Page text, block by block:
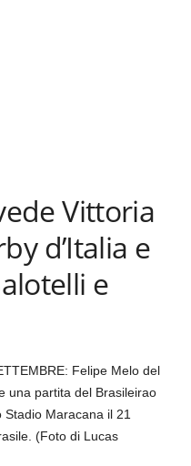
Vittoria
d’Italia e
e
Felipe Melo del
una partita del Brasileirao
Maracana il 21
(Foto di Lucas